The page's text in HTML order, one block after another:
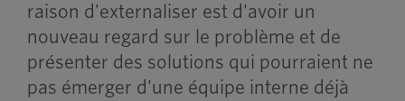
raison d'externaliser est d'avoir un
nouveau regard sur le problème et de
présenter des solutions qui pourraient ne
pas émerger d'une équipe interne déjà